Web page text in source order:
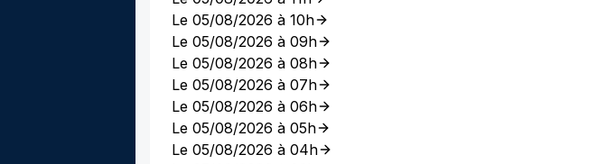
Le 05/08/2026 à 10h
Le 05/08/2026 à 09h
Le 05/08/2026 à 08h
Le 05/08/2026 à 07h
Le 05/08/2026 à 06h
Le 05/08/2026 à 05h
Le 05/08/2026 à 04h